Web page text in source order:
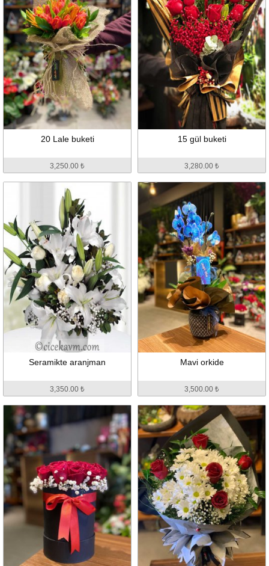
20 Lale buketi
3,250.00 ₺
15 gül buketi
3,280.00 ₺
Seramikte aranjman
3,350.00 ₺
Mavi orkide
3,500.00 ₺